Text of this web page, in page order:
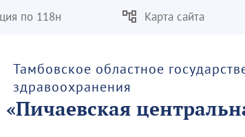
по 118н Карта сайта
Тамбовское областное
здравоохранения
«Пичаевская